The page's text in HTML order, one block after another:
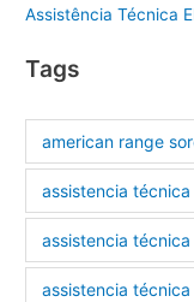
Assistência Técnica
Tags
american range
assistencia
assistencia
assistencia